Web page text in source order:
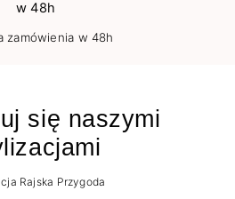
zamówienia w 48h
się naszymi
Rajska Przygoda